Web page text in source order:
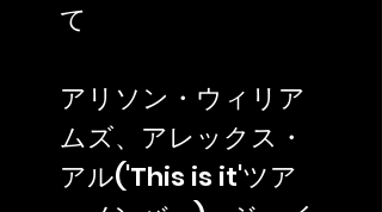
て
アリソン・ウィリア
ムズ、アレックス・
アル('This is it'ツア